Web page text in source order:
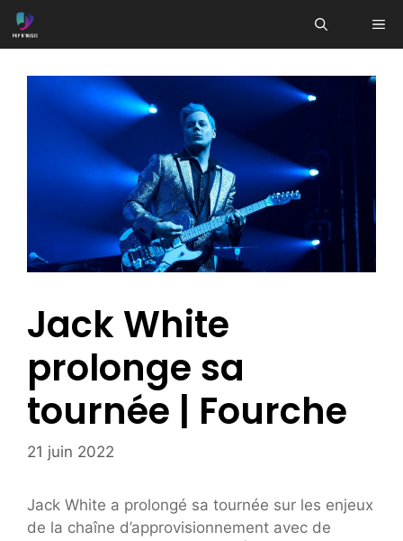
Aller
au
Jack White
prolonge sa
tournée | Fourche
21 juin 2022
Jack White a prolongé sa tournée sur les enjeux
de la chaîne d’approvisionnement avec de